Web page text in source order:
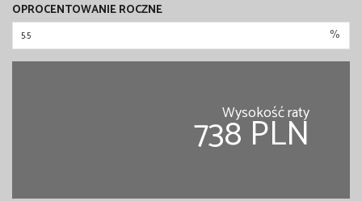
OPROCENTOWANIE ROCZNE
%
Wysokość raty
738 PLN